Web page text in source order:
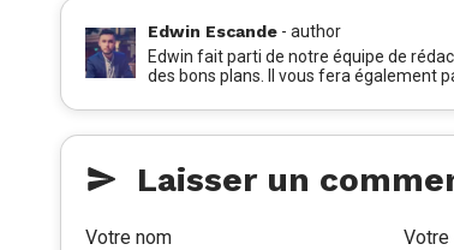
Edwin Escande -author
Edwin fait parti de notre équipe de
des bons plans. Il vous fera également
Laisser un
Votre nom